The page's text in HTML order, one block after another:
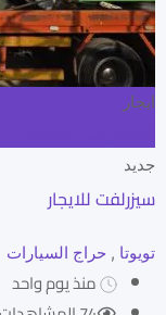
ايجار
جديد
سيزرلفت للايجار
تويوتا , حراج السيارات
منذ يوم واحد